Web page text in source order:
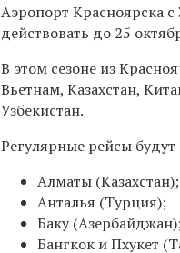
Аэропорт Красноярска
действовать до 25
В этом сезоне из
Вьетнам, Казахстан,
Узбекистан.
Регулярные рейсы
Алматы (Казахстан);
Анталья (Турция);
Баку
Бангкок и Пхукет